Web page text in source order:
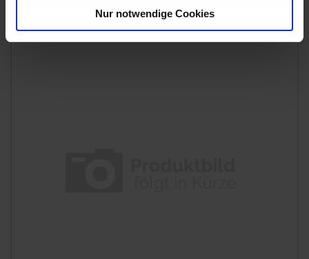
Nur notwendige Cookies
Artikel-Nr.: 7003836-01